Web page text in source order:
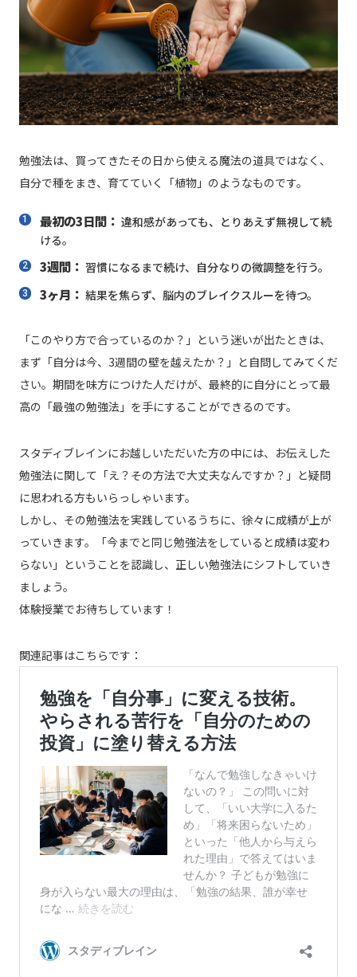
勉強法は、買ってきたその日から使える魔法の道具ではなく、
自分で種をまき、育てていく「植物」のようなものです。
最初の3日間： 違和感があっても、とりあえず無視して続
ける。
3週間： 習慣になるまで続け、自分なりの微調整を行う。
3ヶ月： 結果を焦らず、脳内のブレイクスルーを待つ。
「このやり方で合っているのか？」という迷いが出たときは、
まず「自分は今、3週間の壁を越えたか？」と自問してみてくだ
さい。期間を味方につけた人だけが、最終的に自分にとって最
高の「最強の勉強法」を手にすることができるのです。
スタディブレインにお越しいただいた方の中には、お伝えした
勉強法に関して「え？その方法で大丈夫なんですか？」と疑問
に思われる方もいらっしゃいます。
しかし、その勉強法を実践しているうちに、徐々に成績が上が
っていきます。「今までと同じ勉強法をしていると成績は変わ
らない」ということを認識し、正しい勉強法にシフトしていき
ましょう。
体験授業でお待ちしています！
関連記事はこちらです：